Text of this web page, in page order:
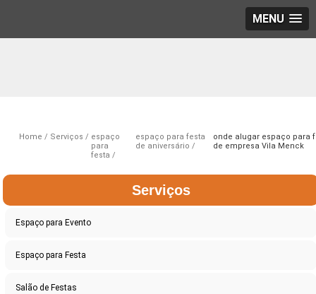
MENU
Home Serviços
espaço
para
festa
espaço para festa
de aniversário
onde alugar espaço para
de empresa Vila Menck
Serviços
Espaço para Evento
Espaço para Festa
Salão de Festas